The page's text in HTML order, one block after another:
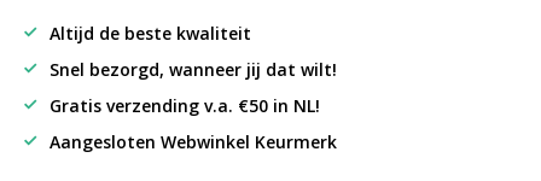
Altijd de beste kwaliteit
Snel bezorgd, wanneer jij dat wilt!
Gratis verzending v.a. €50 in NL!
Aangesloten Webwinkel Keurmerk